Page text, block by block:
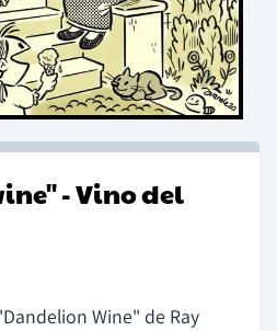
- Vino del
Wine" de Ray